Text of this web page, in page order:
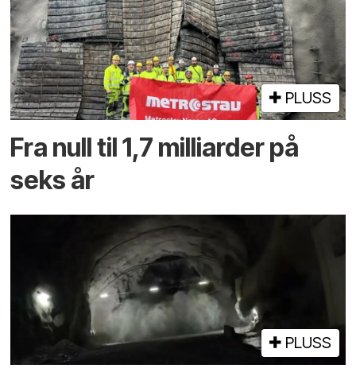
PLUSS
Fra null til 1,7 milliarder på
seks år
PLUSS